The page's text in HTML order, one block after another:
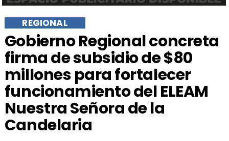
​Gobierno Regional concreta
firma de subsidio de $80
millones para fortalecer
funcionamiento del ELEAM
Nuestra Señora de la
Candelaria
REGIONAL